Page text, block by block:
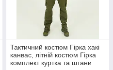
Тактичний костюм Гірка хакі
канвас, літній костюм Гірка
комплект куртка та штани